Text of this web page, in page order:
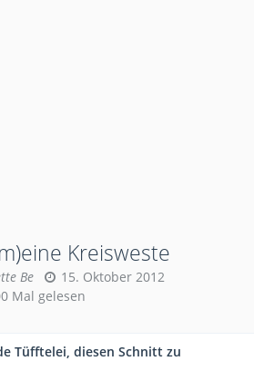
Kreisweste
Be
15. Oktober 2012
Mal gelesen
Tüfftelei, diesen Schnitt zu